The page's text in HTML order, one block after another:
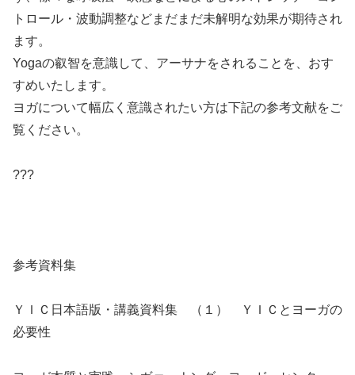
トロール・波動調整などまだまだ未解明な効果が期待され
ます。
Yogaの叡智を意識して、アーサナをされることを、おす
すめいたします。
ヨガについて幅広く意識されたい方は下記の参考文献をご
覧ください。
???
参考資料集
ＹＩＣ日本語版・講義資料集 （１） ＹＩＣとヨーガの
必要性